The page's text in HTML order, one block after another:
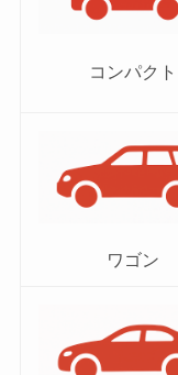
コンパクト
ワゴン